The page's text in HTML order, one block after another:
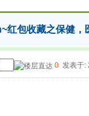
红包收藏之保健，
0 发表于: